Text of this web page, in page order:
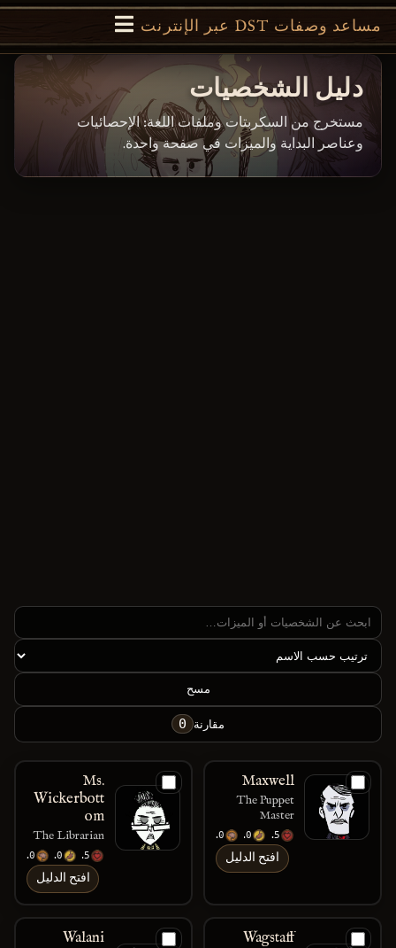
مساعد وصفات DST عبر الإنترنت
دليل الشخصيات
مستخرج من السكربتات وملفات اللغة: الإحصائيات
وعناصر البداية والميزات في صفحة واحدة.
مسح
مقارنة 0
Maxwell
The Puppet
Master
75
150
200
افتح الدليل
Ms.
Wickerbott
om
The Librarian
125
150
250
افتح الدليل
Wagstaff
Walani